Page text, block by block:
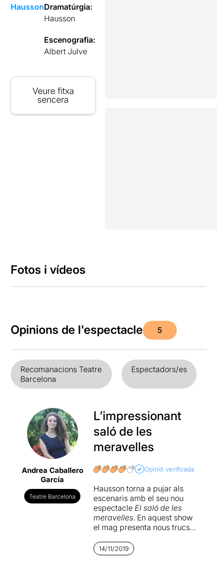
HaussonDramatúrgia:
Hausson
Escenografia:
Albert Julve
Veure fitxa
sencera
Fotos i vídeos
Opinions de l'espectacle 5
Recomanacions Teatre
Barcelona
Espectadors/es
Andrea Caballero
García
Teatre Barcelona
L’impressionant
saló de les
meravelles
Opinió verificada
Hausson torna a pujar als
escenaris amb el seu nou
espectacle El saló de les
meravelles. En aquest show
el mag presenta nous trucs
cartes. Tal i com diu el títol,
totes les demostracions de
14/11/2019